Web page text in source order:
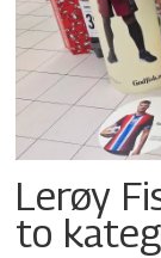
Lerøy
to